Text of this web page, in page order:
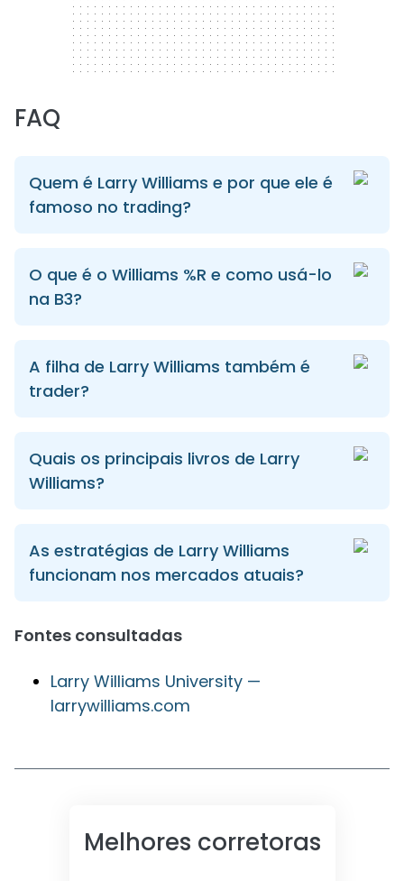
FAQ
Quem é Larry Williams e por que ele é
famoso no trading?
O que é o Williams %R e como usá-lo
na B3?
A filha de Larry Williams também é
trader?
Quais os principais livros de Larry
Williams?
As estratégias de Larry Williams
funcionam nos mercados atuais?
Fontes consultadas
Larry Williams University —
larrywilliams.com
Melhores corretoras